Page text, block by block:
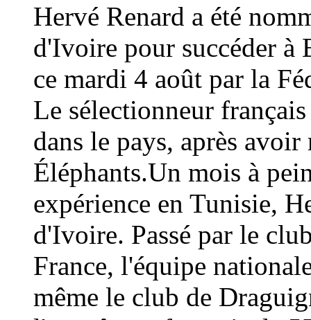
Hervé Renard a été
d'Ivoire pour succéder à
ce mardi 4 août par la
Le sélectionneur
dans le pays, après
Éléphants.Un mois à
expérience en Tunisie,
d'Ivoire. Passé par le
France, l'équipe
même le club de